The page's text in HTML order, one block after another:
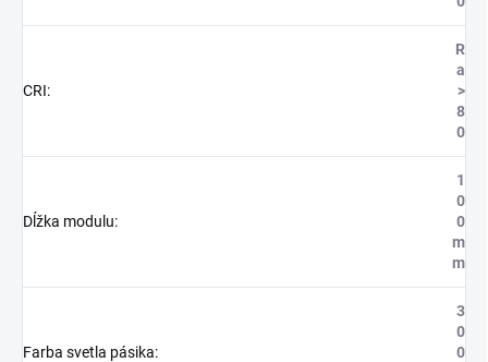
CRI:
R
a
>
8
0
Dĺžka modulu:
1
0
0
m
m
Farba svetla pásika:
3
0
0